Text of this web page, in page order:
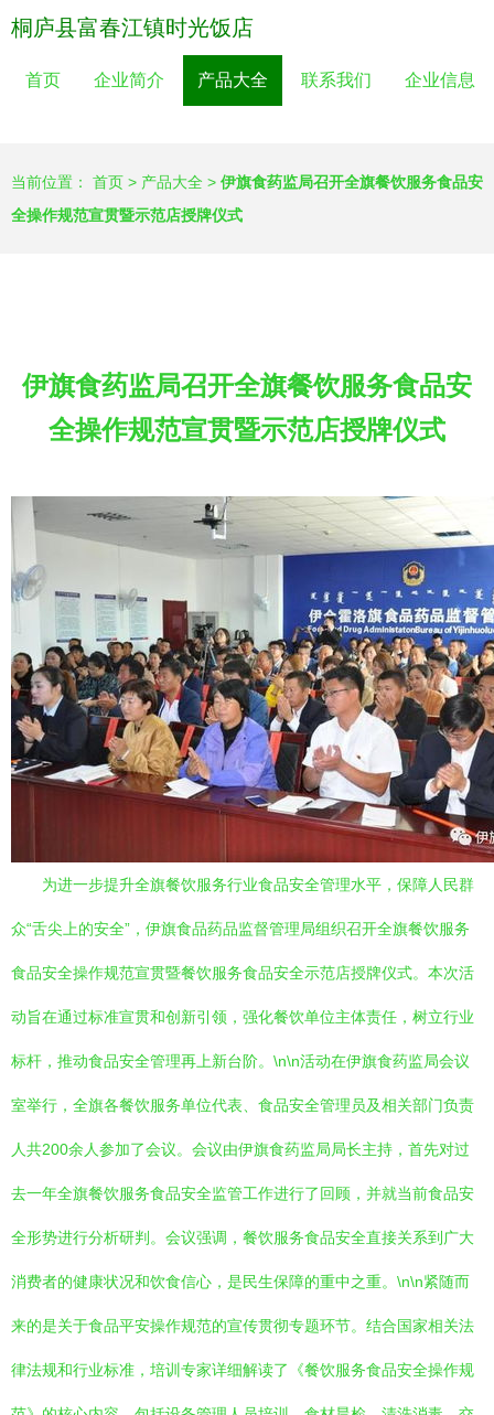
桐庐县富春江镇时光饭店
首页 企业简介 产品大全 联系我们 企业信息
当前位置： 首页 > 产品大全 > 伊旗食药监局召开全旗餐饮服务食品安
全操作规范宣贯暨示范店授牌仪式
伊旗食药监局召开全旗餐饮服务食品安
全操作规范宣贯暨示范店授牌仪式
为进一步提升全旗餐饮服务行业食品安全管理水平，保障人民群
众“舌尖上的安全”，伊旗食品药品监督管理局组织召开全旗餐饮服务
食品安全操作规范宣贯暨餐饮服务食品安全示范店授牌仪式。本次活
动旨在通过标准宣贯和创新引领，强化餐饮单位主体责任，树立行业
标杆，推动食品安全管理再上新台阶。\n\n活动在伊旗食药监局会议
室举行，全旗各餐饮服务单位代表、食品安全管理员及相关部门负责
人共200余人参加了会议。会议由伊旗食药监局局长主持，首先对过
去一年全旗餐饮服务食品安全监管工作进行了回顾，并就当前食品安
全形势进行分析研判。会议强调，餐饮服务食品安全直接关系到广大
消费者的健康状况和饮食信心，是民生保障的重中之重。\n\n紧随而
来的是关于食品平安操作规范的宣传贯彻专题环节。结合国家相关法
律法规和行业标准，培训专家详细解读了《餐饮服务食品安全操作规